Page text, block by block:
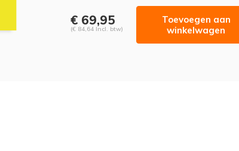
€ 69,95
(€ 84,64 Incl. btw)
Toevoegen aan
winkelwagen